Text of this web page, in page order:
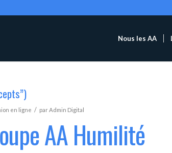
Nous les AA
en ligne / parAdmin Digital
AA Humilité